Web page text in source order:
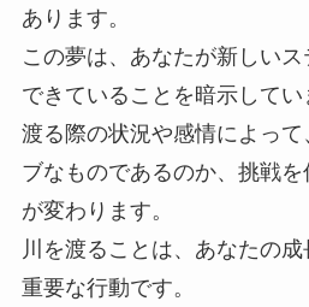
あります。
この夢は、あなたが新しい
できていることを暗示してい
渡る際の状況や感情によっ
ブなものであるのか、挑戦
が変わります。
川を渡ることは、あなたの
重要な行動です。